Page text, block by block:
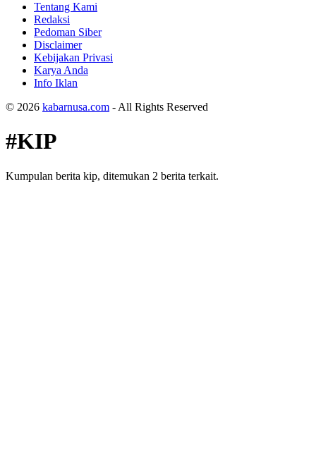
Tentang Kami
Redaksi
Pedoman Siber
Disclaimer
Kebijakan Privasi
Karya Anda
Info Iklan
© 2026 kabarnusa.com - All Rights Reserved
#KIP
Kumpulan berita kip, ditemukan 2 berita terkait.